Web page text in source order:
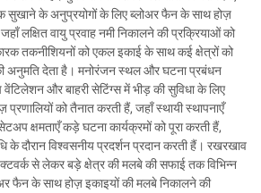
सुखाने के अनुप्रयोगों के लिए ब्लोअर फैन के साथ होज़
लक्षित वायु प्रवाह नमी निकालने की प्रक्रियाओं को
तकनीशियनों को एकल इकाई के साथ कई क्षेत्रों को
अनुमति देता है। मनोरंजन स्थल और घटना प्रबंधन
और बाहरी सेटिंग्स में भीड़ की सुविधा के लिए
को तैनात करती हैं, जहाँ स्थायी स्थापनाएँ
क्षमताएँ कड़े घटना कार्यक्रमों को पूरा करती हैं,
के दौरान विश्वसनीय प्रदर्शन प्रदान करती हैं। रखरखाव
से लेकर बड़े क्षेत्र की मलबे की सफाई तक विभिन्न
फैन के साथ होज़ इकाइयों की मलबे निकालने की